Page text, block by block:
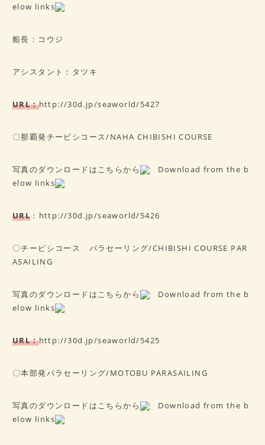
elow links
船長：コウジ
アシスタント：タツキ
URL：http://30d.jp/seaworld/5427
〇那覇発チービシコース/NAHA CHIBISHI COURSE
写真のダウンロードはこちらから
Download from the b
elow links
URL ： http://30d.jp/seaworld/5426
〇チービシコース パラセーリング/CHIBISHI COURSE PAR
ASAILING
写真のダウンロードはこちらから
Download from the b
elow links
URL：http://30d.jp/seaworld/5425
〇本部発パラセーリング/MOTOBU PARASAILING
写真のダウンロードはこちらから
Download from the b
elow links